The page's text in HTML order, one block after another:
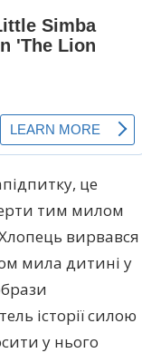
це
тим милом
вирвався
мила дитині у
історії силою
у нього